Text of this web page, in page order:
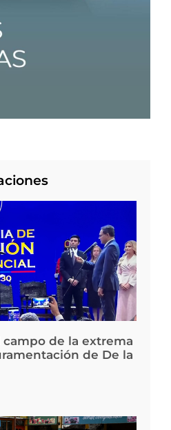
campo de la extrema
de De la